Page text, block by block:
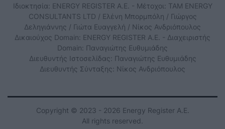
Ιδιοκτησία: ENERGY REGISTER Α.Ε. - Μέτοχοι: TAM ENERGY
CONSULTANTS LTD / Ελένη Μπορμπόλη / Γιώργος
Δεληγιάννης / Γιώτα Ευαγγελή / Νίκος Ανδριόπουλος
Δικαιούχος Domain: ENERGY REGISTER Α.Ε. - Διαχειριστής
Domain: Παναγιώτης Ευθυμιάδης
Διευθυντής Ιστοσελίδας: Παναγιώτης Ευθυμιάδης
Διευθυντής Σύνταξης: Νίκος Ανδριόπουλος
Copyright © 2023 - 2026 Energy Register Α.Ε.
All rights reserved.